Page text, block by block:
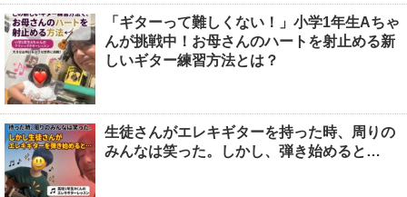
「ギターって難しくない！」小学1年生Aちゃ
んが挑戦中！お母さんのハートを射止める新
しいギター練習方法とは？
生徒さんがエレキギターを持った時、周りの
みんなは笑った。しかし、弾き始めると…